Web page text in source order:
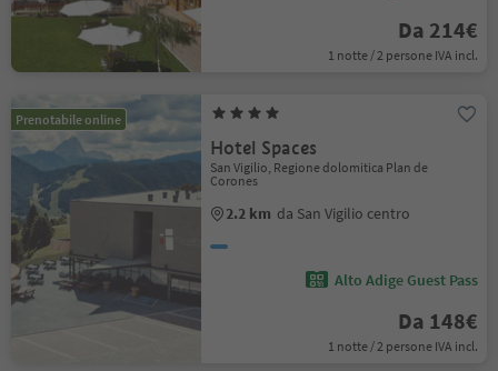
Da 214€
1 notte / 2 persone IVA incl.
Prenotabile online
Hotel Spaces
San Vigilio, Regione dolomitica Plan de
Corones
2.2 km da San Vigilio centro
Alto Adige Guest Pass
Da 148€
1 notte / 2 persone IVA incl.